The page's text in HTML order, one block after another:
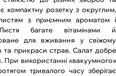
компактну розетку з округлим,
з приємним ароматом і
багате вітамінами й
для вживання у свіжому
та прикраси страв. Салат добре
При використанні «вакуумного»
тривалого часу зберігає